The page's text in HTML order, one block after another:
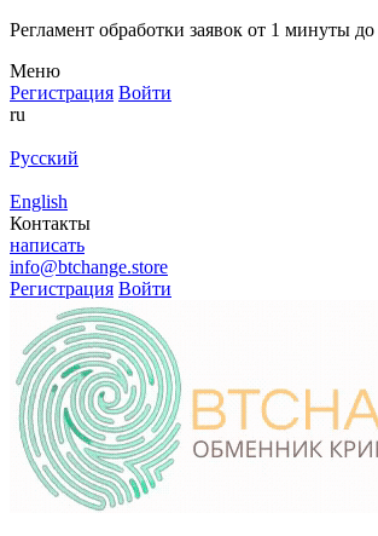
Регламент обработки заявок от 1 минуты
Меню
Регистрация Войти
ru
Русский
English
Контакты
написать
info@btchange.store
Регистрация Войти